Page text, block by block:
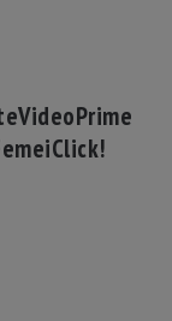
VideoPrime
Click!